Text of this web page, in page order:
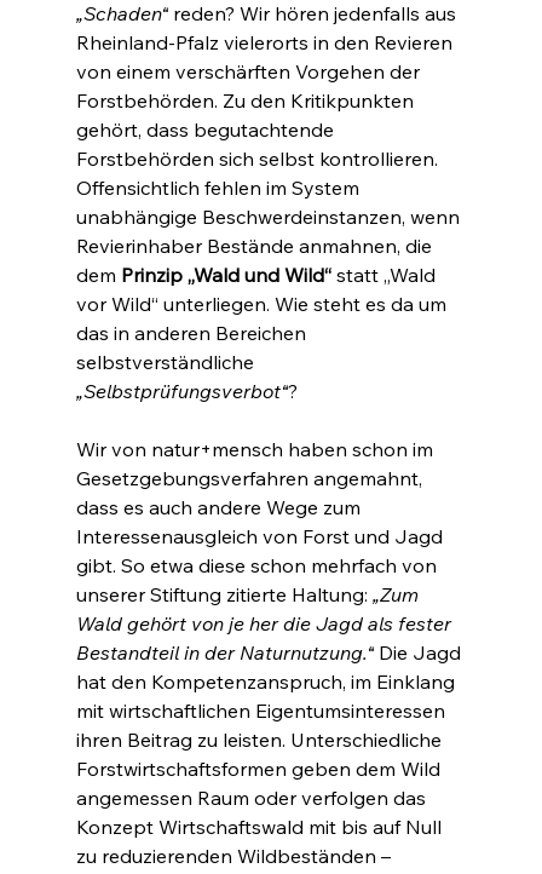
„Schaden“ reden? Wir hören jedenfalls aus
Rheinland-Pfalz vielerorts in den Revieren
von einem verschärften Vorgehen der
Forstbehörden. Zu den Kritikpunkten
gehört, dass begutachtende
Forstbehörden sich selbst kontrollieren.
Offensichtlich fehlen im System
unabhängige Beschwerdeinstanzen, wenn
Revierinhaber Bestände anmahnen, die
dem Prinzip „Wald und Wild“ statt „Wald
vor Wild“ unterliegen. Wie steht es da um
das in anderen Bereichen
selbstverständliche
„Selbstprüfungsverbot“?
Wir von natur+mensch haben schon im
Gesetzgebungsverfahren angemahnt,
dass es auch andere Wege zum
Interessenausgleich von Forst und Jagd
gibt. So etwa diese schon mehrfach von
unserer Stiftung zitierte Haltung: „Zum
Wald gehört von je her die Jagd als fester
Bestandteil in der Naturnutzung.“ Die Jagd
hat den Kompetenzanspruch, im Einklang
mit wirtschaftlichen Eigentumsinteressen
ihren Beitrag zu leisten. Unterschiedliche
Forstwirtschaftsformen geben dem Wild
angemessen Raum oder verfolgen das
Konzept Wirtschaftswald mit bis auf Null
zu reduzierenden Wildbeständen –